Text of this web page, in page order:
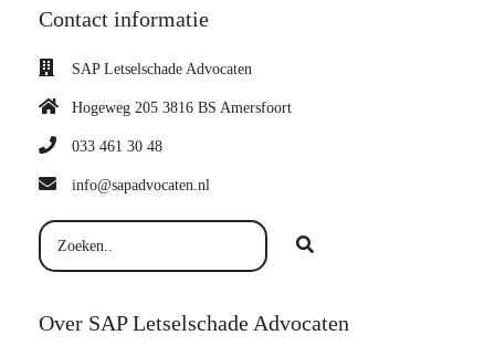
Contact informatie
SAP Letselschade Advocaten
Hogeweg 205 3816 BS Amersfoort
033 461 30 48
info@sapadvocaten.nl
Over SAP Letselschade Advocaten